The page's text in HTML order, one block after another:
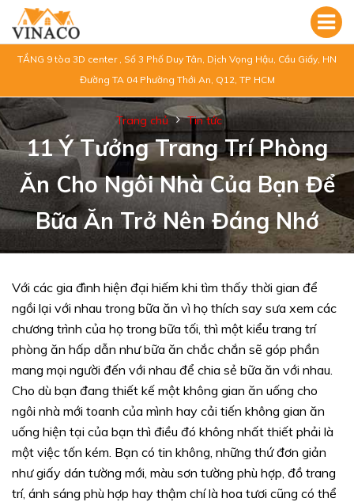
TẦNG 9 tòa 3D center , Số 3 Phố Duy Tân, Dịch Vọng Hậu, Cầu Giấy, HN
Đường TA 04 Phường Thới An, Q12, TP HCM
Trang chủ Tin tức
11 Ý Tưởng Trang Trí Phòng
Ăn Cho Ngôi Nhà Của Bạn Để
Bữa Ăn Trở Nên Đáng Nhớ
Với các gia đình hiện đại hiếm khi tìm thấy thời gian để
ngồi lại với nhau trong bữa ăn vì họ thích say sưa xem các
chương trình của họ trong bữa tối, thì một kiểu trang trí
phòng ăn hấp dẫn như bữa ăn chắc chắn sẽ góp phần
mang mọi người đến với nhau để chia sẻ bữa ăn với nhau.
Cho dù bạn đang thiết kế một không gian ăn uống cho
ngôi nhà mới toanh của mình hay cải tiến không gian ăn
uống hiện tại của bạn thì điều đó không nhất thiết phải là
một việc tốn kém. Bạn có tin không, những thứ đơn giản
như giấy dán tường mới, màu sơn tường phù hợp, đồ trang
trí, ánh sáng phù hợp hay thậm chí là hoa tươi cũng có thể